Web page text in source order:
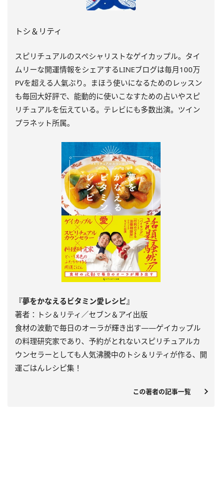
トシ＆リティ
スピリチュアルのスペシャリストなゲイカップル。タイ
ムリーな開運情報をシェアするLINEブログは毎月100万
PVを超える人氣ぶり。まほう使いになるためのレッスン
も毎回大好評で、能動的に使いこなすための占いやスピ
リチュアルを伝えている。テレビにも多数出演。ツイン
プラネット所属。
『夢をかなえるビタミン愛レシピ』
著者：トシ＆リティ／セブン＆アイ出版
食材の波動で毎日のオーラが輝き出す――ゲイカップル
の料理研究家であり、予約がとれないスピリチュアルカ
ウンセラーとしても人気沸騰中のトシ＆リティが作る、開
運ごはんレシピ集！
この著者の記事一覧